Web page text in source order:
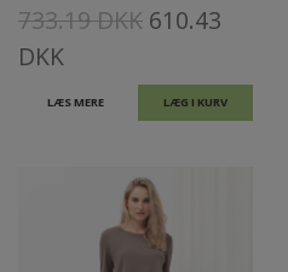
733.19 DKK 610.43
DKK
LÆS MERE LÆG I KURV